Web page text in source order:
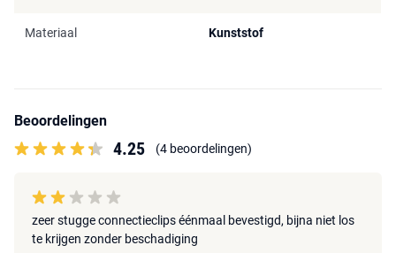
Materiaal Kunststof
Beoordelingen
4.25 (4 beoordelingen)
zeer stugge connectieclips éénmaal bevestigd, bijna niet los
te krijgen zonder beschadiging